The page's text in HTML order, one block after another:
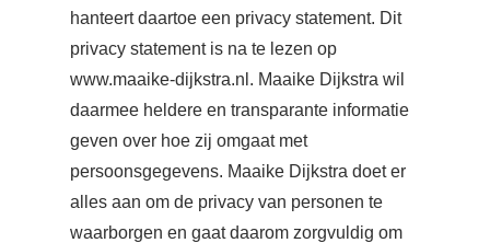
hanteert daartoe een privacy statement. Dit
privacy statement is na te lezen op
www.maaike-dijkstra.nl. Maaike Dijkstra wil
daarmee heldere en transparante informatie
geven over hoe zij omgaat met
persoonsgegevens. Maaike Dijkstra doet er
alles aan om de privacy van personen te
waarborgen en gaat daarom zorgvuldig om